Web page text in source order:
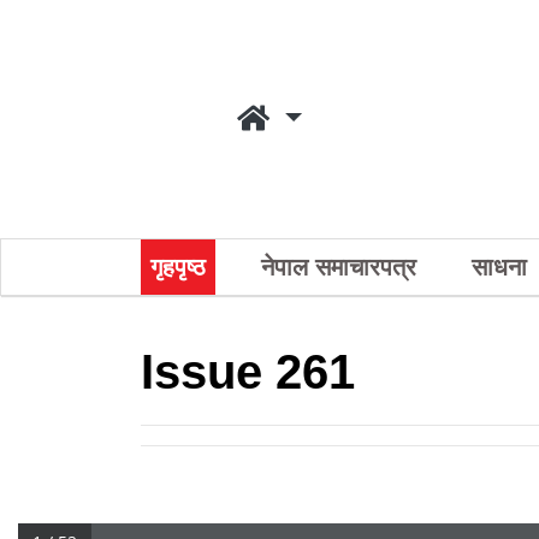
गृहपृष्ठ नेपाल समाचारपत्र साधना
Issue 261